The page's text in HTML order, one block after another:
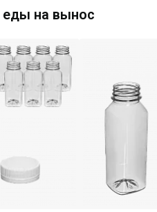
еды на вынос